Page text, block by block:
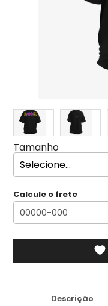
Tamanho
Calcule o frete
Descrição